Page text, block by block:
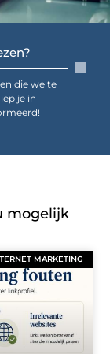
die we te
je in
mogelijk
MARKETING